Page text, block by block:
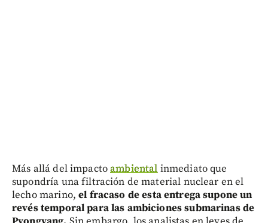
Más allá del impactoambiental inmediato que
supondría una filtración de material nuclear en el
lecho marino, el fracaso de esta entrega supone un
revés temporal para las ambiciones submarinas de